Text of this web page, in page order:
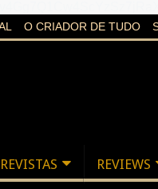
O CRIADOR DE TUDO
REVIEWS